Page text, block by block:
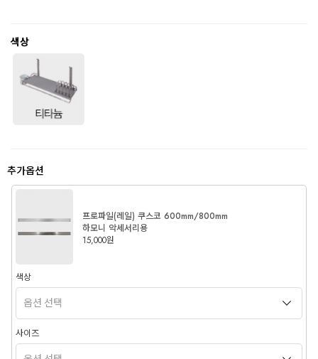
색상
추가옵션
프로파일(레일) 쿠스코 600mm/800mm
하모니 악세서리용
15,000원
색상
사이즈